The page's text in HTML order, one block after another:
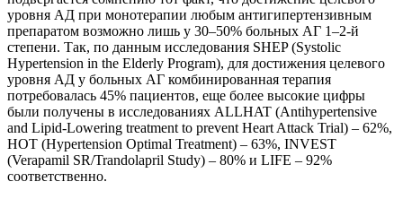
уровня АД при монотерапии любым антигипертензивным
препаратом возможно лишь у 30–50% больных АГ 1–2-й
степени. Так, по данным исследования SHEP (Systolic
Hypertension in the Elderly Program), для достижения целевого
уровня АД у больных АГ комбинированная терапия
потребовалась 45% пациентов, еще более высокие цифры
были получены в исследованиях ALLHAT (Antihypertensive
and Lipid-Lowering treatment to prevent Heart Attack Trial) – 62%,
HOT (Hypertension Optimal Treatment) – 63%, INVEST
(Verapamil SR/Trandolapril Study) – 80% и LIFE – 92%
соответственно.